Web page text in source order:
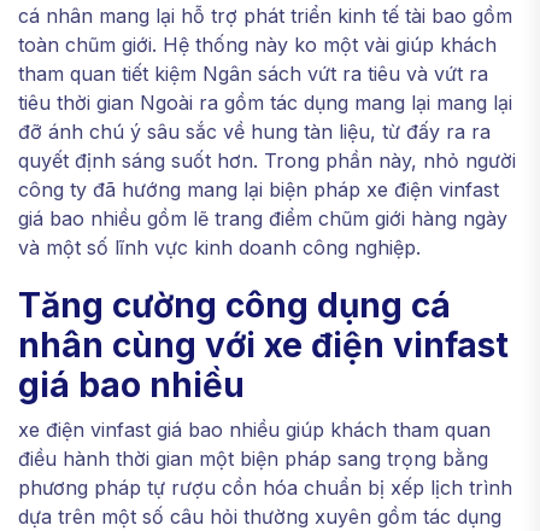
cá nhân mang lại hỗ trợ phát triển kinh tế tài bao gồm
toàn chũm giới. Hệ thống này ko một vài giúp khách
tham quan tiết kiệm Ngân sách vứt ra tiêu và vứt ra
tiêu thời gian Ngoài ra gồm tác dụng mang lại mang lại
đỡ ánh chú ý sâu sắc về hung tàn liệu, từ đấy ra ra
quyết định sáng suốt hơn. Trong phần này, nhỏ người
công ty đã hướng mang lại biện pháp xe điện vinfast
giá bao nhiều gồm lẽ trang điểm chũm giới hàng ngày
và một số lĩnh vực kinh doanh công nghiệp.
Tăng cường công dụng cá
nhân cùng với xe điện vinfast
giá bao nhiều
xe điện vinfast giá bao nhiều giúp khách tham quan
điều hành thời gian một biện pháp sang trọng bằng
phương pháp tự rượu cồn hóa chuẩn bị xếp lịch trình
dựa trên một số câu hỏi thường xuyên gồm tác dụng